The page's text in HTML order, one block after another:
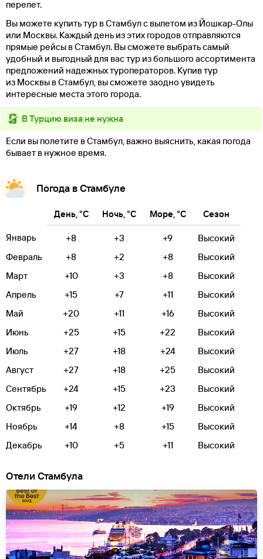
перелет.
Вы можете купить тур в Стамбул с вылетом из Йошкар-Олы
или Москвы. Каждый день из этих городов отправляются
прямые рейсы в Стамбул. Вы сможете выбрать самый
удобный и выгодный для вас тур из большого ассортимента
предложений надежных туроператоров. Купив тур
из Москвы в Стамбул, вы сможете заодно увидеть
интересные места этого города.
в Турцию виза не нужна
Если вы полетите в Стамбул, важно выяснить, какая погода
бывает в нужное время.
Погода в Стамбуле
День, °C Ночь, °C Море, °C Сезон
Январь +8 +3 +9
Высокий
Февраль
+8 +2 +8
Высокий
Март
+10 +3 +8
Высокий
Апрель
+15 +7 +11
Высокий
Май
+20 +11 +16
Высокий
Июнь
+25 +15 +22
Высокий
Июль
+27 +18 +24
Высокий
Август
+27 +18 +25
Высокий
Сентябрь
+24 +15 +23
Высокий
Октябрь
+19 +12 +19
Высокий
Ноябрь
+14 +8 +15
Высокий
Декабрь
+10 +5 +11 Высокий
Отели Стамбула